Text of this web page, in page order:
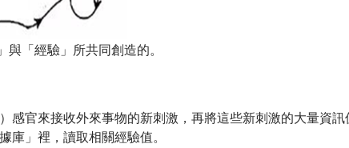
「經驗」所共同創造的。
感官來接收外來事物的新刺激，再將這些新刺激的大量資
庫」 裡，讀取相關經驗值。